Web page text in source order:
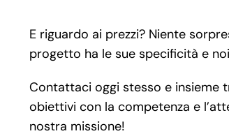
E riguardo ai prezzi? Niente
progetto ha le sue specificità e
Contattaci oggi stesso e insieme
obiettivi con la competenza e
nostra missione!